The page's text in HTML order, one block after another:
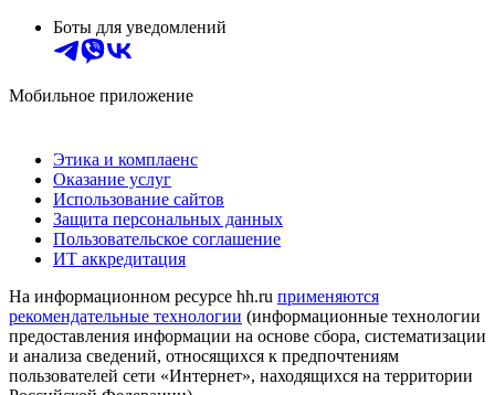
Боты для уведомлений
Мобильное приложение
Этика и комплаенс
Оказание услуг
Использование сайтов
Защита персональных данных
Пользовательское соглашение
ИТ аккредитация
На информационном ресурсе hh.ru применяются
рекомендательные технологии (информационные технологии
предоставления информации на основе сбора, систематизации
и анализа сведений, относящихся к предпочтениям
пользователей сети «Интернет», находящихся на территории